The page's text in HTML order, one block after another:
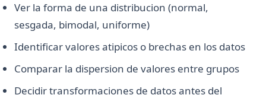
Ver la forma de una distribucion (normal,
sesgada, bimodal, uniforme)
Identificar valores atipicos o brechas en los datos
Comparar la dispersion de valores entre grupos
Decidir transformaciones de datos antes del